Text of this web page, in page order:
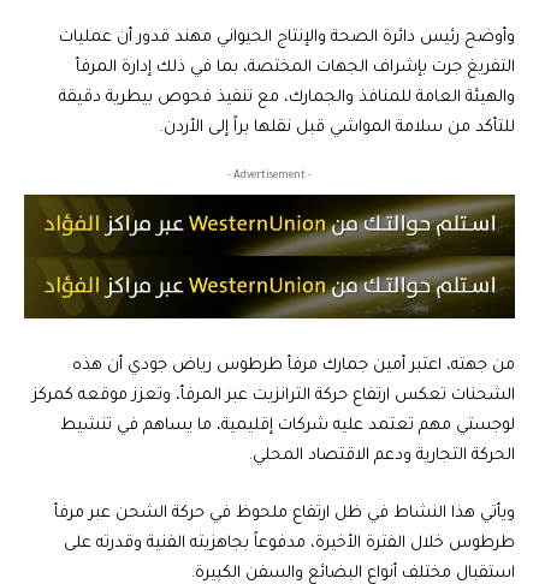
وأوضح رئيس دائرة الصحة والإنتاج الحيواني مهند قدور أن عمليات
التفريغ جرت بإشراف الجهات المختصة، بما في ذلك إدارة المرفأ
والهيئة العامة للمنافذ والجمارك، مع تنفيذ فحوص بيطرية دقيقة
للتأكد من سلامة المواشي قبل نقلها براً إلى الأردن.
- Advertisement -
من جهته، اعتبر أمين جمارك مرفأ طرطوس رياض جودي أن هذه
الشحنات تعكس ارتفاع حركة الترانزيت عبر المرفأ، وتعزز موقعه كمركز
لوجستي مهم تعتمد عليه شركات إقليمية، ما يساهم في تنشيط
الحركة التجارية ودعم الاقتصاد المحلي.
ويأتي هذا النشاط في ظل ارتفاع ملحوظ في حركة الشحن عبر مرفأ
طرطوس خلال الفترة الأخيرة، مدفوعاً بجاهزيته الفنية وقدرته على
استقبال مختلف أنواع البضائع والسفن الكبيرة.